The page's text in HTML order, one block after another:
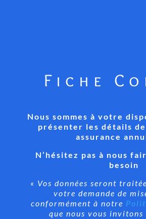
Fiche
Nous sommes à votre
présenter les détails
assurance
N’hésitez pas à nous
besoin
« Vos données seront
votre demande de
conformément à notre
que nous vous invitons